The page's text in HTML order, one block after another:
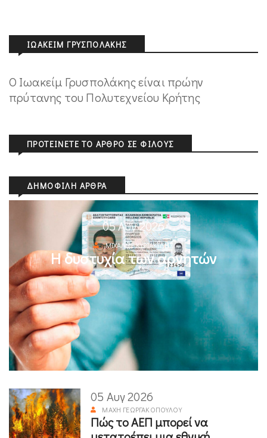
ΙΩΑΚΕΊΜ ΓΡΥΣΠΟΛΆΚΗΣ
Ο Ιωακείμ Γρυσπολάκης είναι πρώην
πρύτανης του Πολυτεχνείου Κρήτης
ΠΡΟΤΕΊΝΕΤΕ ΤΟ ΆΡΘΡΟ ΣΕ ΦΊΛΟΥΣ
ΔΗΜΟΦΙΛΉ ΆΡΘΡΑ
05 Αυγ 2026
ΜΙΧΆΛΗΣ ΚΥΡΙΑΚΊΔΗΣ
Η δυστυχία των αρνητών
05 Αυγ 2026
ΜΆΧΗ ΓΕΩΡΓΑΚΟΠΟΎΛΟΥ
Πώς το ΑΕΠ μπορεί να